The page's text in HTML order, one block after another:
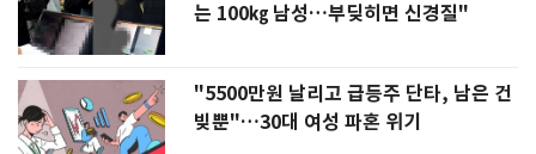
는 100㎏ 남성…부딪히면 신경질"
"5500만원 날리고 급등주 단타, 남은 건
빚뿐"…30대 여성 파혼 위기